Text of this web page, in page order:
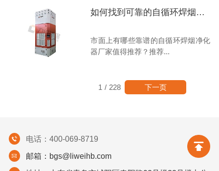
如何找到可靠的自循环焊烟净化器合作伙伴？
市面上有哪些靠谱的自循环焊烟净化
器厂家值得推荐？推荐...
1 / 228 下一页
电话：400-069-8719
邮箱：bgs@liweihb.com